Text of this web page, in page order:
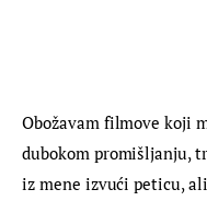
Obožavam filmove koji
dubokom promišljanju,
iz mene izvući peticu,